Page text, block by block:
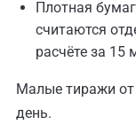
Плотная
считаются
расчёте за 15
Малые тиражи от
день.